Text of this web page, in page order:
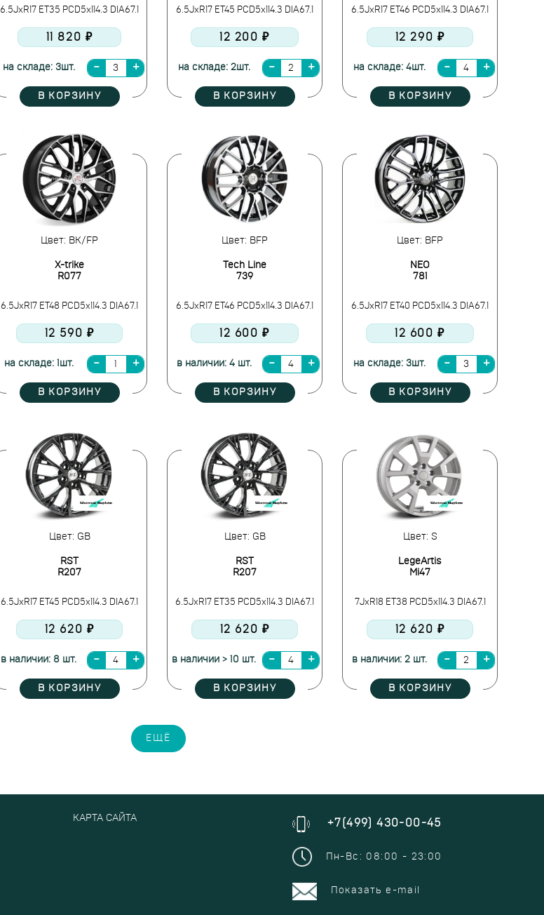
6.5JxR17 ET35 PCD5x114.3 DIA67.1
11 820 ₽
на складе: 3шт.
В КОРЗИНУ
6.5JxR17 ET45 PCD5x114.3 DIA67.1
12 200 ₽
на складе: 2шт.
В КОРЗИНУ
6.5JxR17 ET46 PCD5x114.3 DIA67.1
12 290 ₽
на складе: 4шт.
В КОРЗИНУ
Цвет: BK/FP
X-trike
R077
6.5JxR17 ET48 PCD5x114.3 DIA67.1
12 590 ₽
на складе: 1шт.
В КОРЗИНУ
Цвет: BFP
Tech Line
739
6.5JxR17 ET46 PCD5x114.3 DIA67.1
12 600 ₽
в наличии: 4 шт.
В КОРЗИНУ
Цвет: BFP
NEO
781
6.5JxR17 ET40 PCD5x114.3 DIA67.1
12 600 ₽
на складе: 3шт.
В КОРЗИНУ
Цвет: GB
RST
R207
6.5JxR17 ET45 PCD5x114.3 DIA67.1
12 620 ₽
в наличии: 8 шт.
В КОРЗИНУ
Цвет: GB
RST
R207
6.5JxR17 ET35 PCD5x114.3 DIA67.1
12 620 ₽
в наличии > 10 шт.
В КОРЗИНУ
Цвет: S
LegeArtis
Mi47
7JxR18 ET38 PCD5x114.3 DIA67.1
12 620 ₽
в наличии: 2 шт.
В КОРЗИНУ
ЕЩЁ
КАРТА САЙТА +7(499) 430-00-45
Пн-Вс: 08:00 - 23:00
Показать e-mail